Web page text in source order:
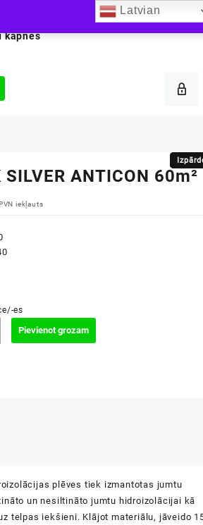
kāpnes
SILVER ANTICON 60m²
iekļauts
es
Pievienot grozam
plēves tiek izmantotas jumtu
un nesiltināto jumtu hidroizolācijai kā
telpas iekšieni. Klājot materiālu, jāveido
Latvian